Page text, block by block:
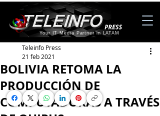
Your IT Media Partner in LATAM
BOLIVIA RETOMA LA
PRODUCCIÓN DE
COMPUTADORAS A TRAVÉS
Teleinfo Press
21 feb 2021